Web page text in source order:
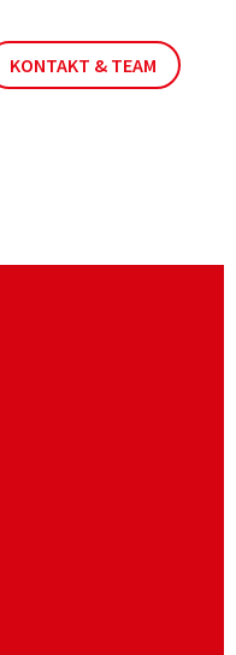
KONTAKT & TEAM
KONTAKT & TEAM